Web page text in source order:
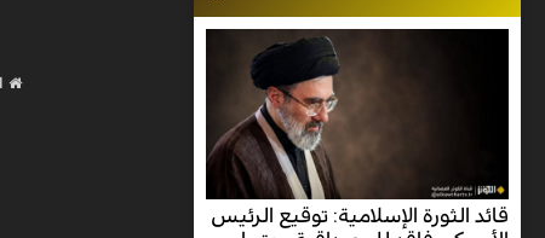
قائد الثورة الإسلامية: توقيع الرئيس